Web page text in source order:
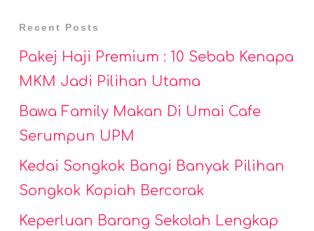
Recent Posts
Pakej Haji Premium : 10 Sebab Kenapa
MKM Jadi Pilihan Utama
Bawa Family Makan Di Umai Cafe
Serumpun UPM
Kedai Songkok Bangi Banyak Pilihan
Songkok Kopiah Bercorak
Keperluan Barang Sekolah Lengkap